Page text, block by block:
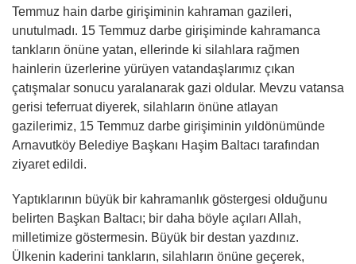
Temmuz hain darbe girişiminin kahraman gazileri,
unutulmadı. 15 Temmuz darbe girişiminde kahramanca
tankların önüne yatan, ellerinde ki silahlara rağmen
hainlerin üzerlerine yürüyen vatandaşlarımız çıkan
çatışmalar sonucu yaralanarak gazi oldular. Mevzu vatansa
gerisi teferruat diyerek, silahların önüne atlayan
gazilerimiz, 15 Temmuz darbe girişiminin yıldönümünde
Arnavutköy Belediye Başkanı Haşim Baltacı tarafından
ziyaret edildi.
Yaptıklarının büyük bir kahramanlık göstergesi olduğunu
belirten Başkan Baltacı; bir daha böyle açıları Allah,
milletimize göstermesin. Büyük bir destan yazdınız.
Ülkenin kaderini tankların, silahların önüne geçerek,